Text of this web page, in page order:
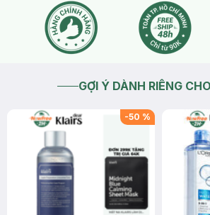
GỢI Ý DÀNH RIÊNG
-50 %